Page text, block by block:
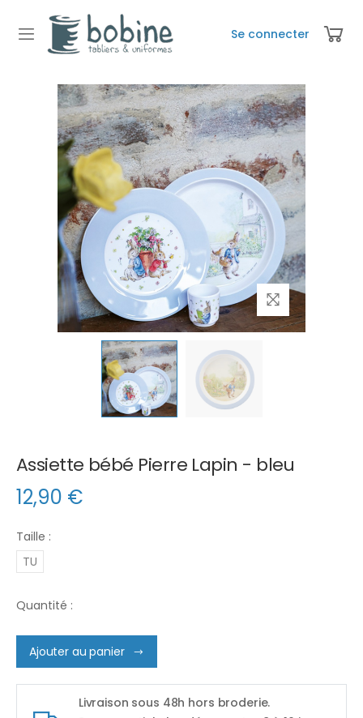
Se connecter
Assiette bébé Pierre Lapin - bleu
12,90 €
Taille :
TU
Quantité :
Ajouter au panier
Livraison sous 48h hors broderie.